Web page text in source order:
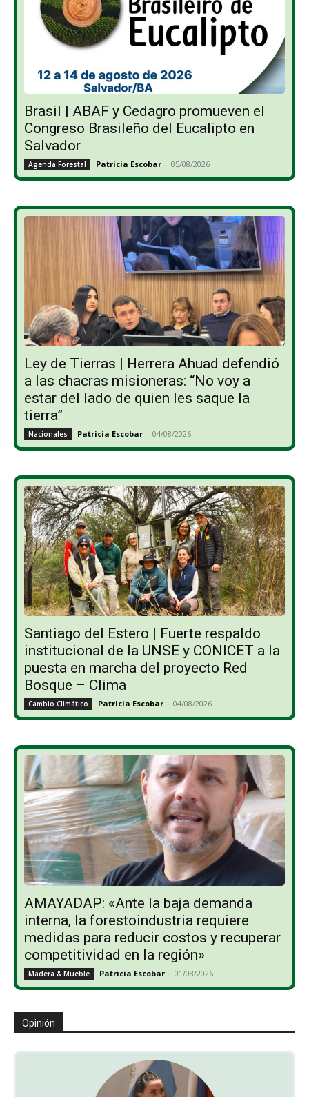
Brasil | ABAF y Cedagro promueven el
Congreso Brasileño del Eucalipto en
Salvador
Agenda Forestal Patricia Escobar - 05/08/2026
Ley de Tierras | Herrera Ahuad defendió
a las chacras misioneras: “No voy a
estar del lado de quien les saque la
tierra”
Nacionales Patricia Escobar - 04/08/2026
Santiago del Estero | Fuerte respaldo
institucional de la UNSE y CONICET a la
puesta en marcha del proyecto Red
Bosque – Clima
Cambio Climático Patricia Escobar - 04/08/2026
AMAYADAP: «Ante la baja demanda
interna, la forestoindustria requiere
medidas para reducir costos y recuperar
competitividad en la región»
Madera & Mueble Patricia Escobar - 01/08/2026
Opinión